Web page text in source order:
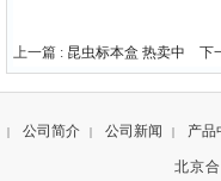
上一篇 : 昆虫标本盒 热卖中 下
| 公司简介 | 公司新闻 | 产品
北京